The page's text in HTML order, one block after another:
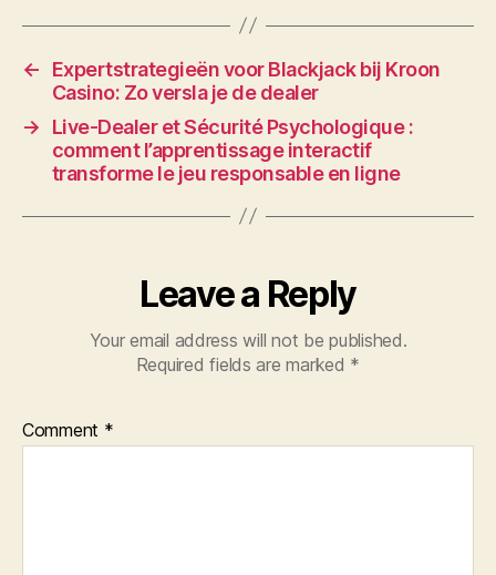
←
Expertstrategieën voor Blackjack bij Kroon
Casino: Zo versla je de dealer
→
Live‑Dealer et Sécurité Psychologique :
comment l’apprentissage interactif
transforme le jeu responsable en ligne
Leave a Reply
Your email address will not be published.
Required fields are marked *
Comment *